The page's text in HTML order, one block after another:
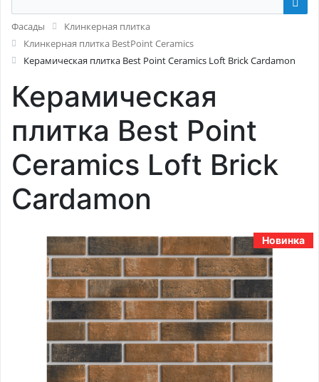
Фасады
Клинкерная плитка
Клинкерная плитка BestPoint Ceramics
Керамическая плитка Best Point Ceramics Loft Brick Cardamon
Керамическая
плитка Best Point
Ceramics Loft Brick
Cardamon
Новинка